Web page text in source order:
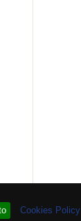
Cookies Policy